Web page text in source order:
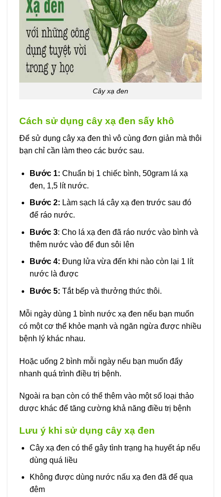
Cây xạ đen
Cách sử dụng cây xạ đen sấy khô
Để sử dụng cây xạ đen thì vô cùng đơn giản mà thôi
bạn chỉ cần làm theo các bước sau.
Bước 1: Chuẩn bị 1 chiếc bình, 50gram lá xạ
đen, 1,5 lít nước.
Bước 2: Làm sạch lá cây xạ đen trước sau đó
để ráo nước.
Bước 3: Cho lá xạ đen đã ráo nước vào bình và
thêm nước vào để đun sôi lên
Bước 4: Đung lửa vừa đến khi nào còn lại 1 lít
nước là được
Bước 5: Tắt bếp và thưởng thức thôi.
Mỗi ngày dùng 1 bình nước xạ đen nếu bạn muốn
có một cơ thể khỏe mạnh và ngăn ngừa được nhiều
bệnh lý khác nhau.
Hoặc uống 2 bình mỗi ngày nếu bạn muốn đẩy
nhanh quá trình điều trị bệnh.
Ngoài ra bạn còn có thể thêm vào một số loại thảo
dược khác để tăng cường khả năng điều trị bệnh
Lưu ý khi sử dụng cây xạ đen
Cây xạ đen có thể gây tình trạng hạ huyết áp nếu
dùng quá liều
Không được dùng nước nấu xạ đen đã để qua
đêm